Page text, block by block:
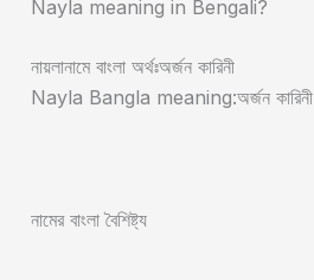
Nayla meaning in Bengali?
নায়লানামে বাংলা অর্থঃঅর্জন কারিনী
Nayla Bangla meaning:অর্জন কারিনী
নামের বাংলা বৈশিষ্ট্য